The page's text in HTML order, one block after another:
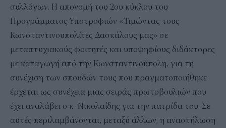
συλλόγων. Η απονομή του 2ου κύκλου του
Προγράμματος Υποτροφιών «Τιμώντας τους
Κωνσταντινουπολίτες Δασκάλους μας» σε
μεταπτυχιακούς φοιτητές και υποψηφίους διδάκτορες
με καταγωγή από την Κωνσταντινούπολη, για τη
συνέχιση των σπουδών τους που πραγματοποιήθηκε
έρχεται ως συνέχεια μιας σειράς πρωτοβουλιών που
έχει αναλάβει ο κ. Νικολαΐδης για την πατρίδα του. Σε
αυτές περιλαμβάνονται, μεταξύ άλλων, η αναστήλωση